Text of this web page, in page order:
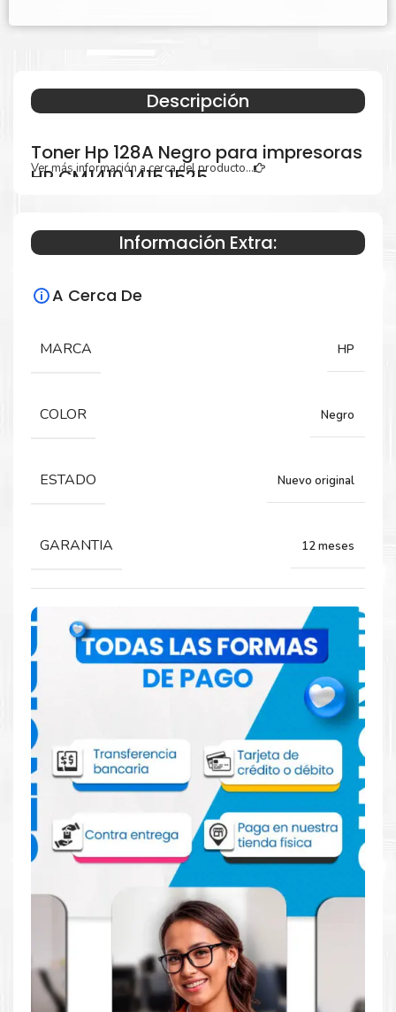
Descripción
Toner Hp 128A Negro para impresoras
HP CM1410 1415 1525
Especificaciones Técnicas
Para impresoras:
CM1410 CM1415 CM1415FN CM1415FNW
2,100 Páginas
Comprar Toner Hp 128A Negro para
impresoras HP CM1410 1415 1525
Aprovecha nuestra experiencia y atención para adquirir tus
productos. Tenemos promociones todos los dias. Escríbenos o
visítanos hoy para encontrar la solución perfecta para tu
Toner Hp 128A Negro para impresoras
HP CM1410 1415 1525
Dónde comprar Toner Hp 128A Negro
para impresoras HP CM1410 1415 1525 en
Lima o para provincia
Ver más información a cerca del producto...
Información Extra:
A Cerca De
MARCA HP
COLOR Negro
ESTADO Nuevo original
GARANTIA 12 meses